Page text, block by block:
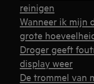
reinigen
Wanneer ik mijn
grote
Droger geeft
display weer
De trommel van